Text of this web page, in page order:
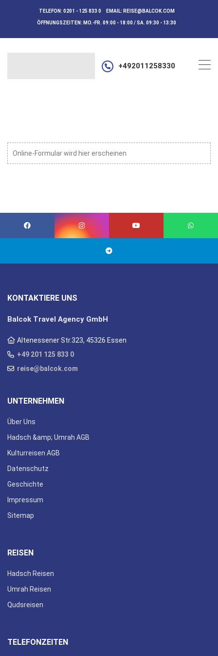
TELEFON: 0201 - 125 833 0 EMAIL: REISE@BALCOK.COM
ÖFFNUNGSZEITEN: MO.-FR. 09:00 - 18:00 / SA. 09:30 - 13:30
+492011258330
Online-Formular wird hier erscheinen
KONTAKTIERE UNS
Balcok Travel Agency GmbH
Altenessener Str.323, 45326 Essen
+49 201 125 833 0
reise@balcok.com
UNTERNEHMEN
Über Uns
Hadsch &amp; Umrah AGB
Kulturreisen AGB
Datenschutz
Geschichte
Impressum
Sitemap
REISEN
Hadsch Reisen
Umrah Reisen
Qudsreisen
TELEFONZEITEN